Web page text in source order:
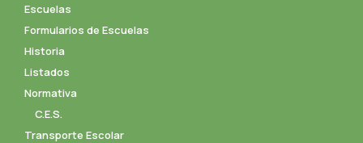
Escuelas
Formularios de Escuelas
Historia
Listados
Normativa
C.E.S.
Transporte Escolar